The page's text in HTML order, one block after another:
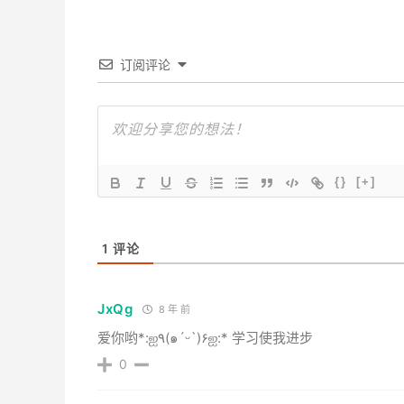
订阅评论
{} [+]
1 评论
JxQg 8 年 前
爱你哟*:ஐ٩(๑´ᵕ`)۶ஐ:* 学习使我进步
0